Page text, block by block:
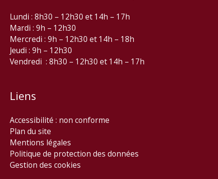
Lundi : 8h30 – 12h30 et 14h – 17h
Mardi : 9h – 12h30
Mercredi : 9h – 12h30 et 14h – 18h
Jeudi : 9h – 12h30
Vendredi : 8h30 – 12h30 et 14h – 17h
Liens
Accessibilité : non conforme
Plan du site
Mentions légales
Politique de protection des données
Gestion des cookies